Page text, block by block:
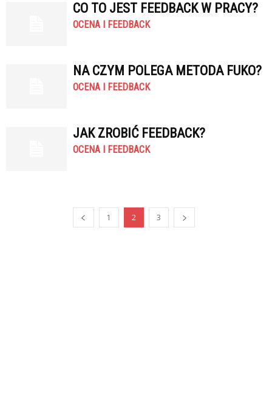
CO TO JEST FEEDBACK W PRACY?
OCENA I FEEDBACK
NA CZYM POLEGA METODA FUKO?
OCENA I FEEDBACK
JAK ZROBIĆ FEEDBACK?
OCENA I FEEDBACK
1 2 3